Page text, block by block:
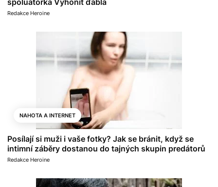
Redakce Heroine
NAHOTA A INTERNET
Posílají si muži i vaše fotky? Jak se bránit, když se
intimní záběry dostanou do tajných skupin predátorů
Redakce Heroine